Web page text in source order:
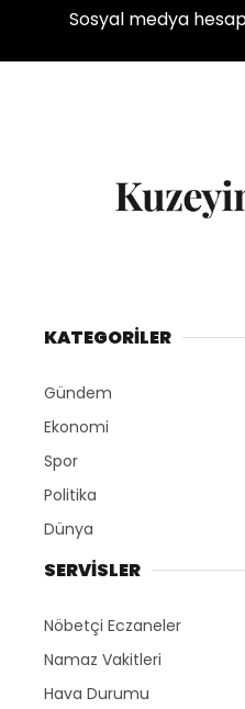
Sosyal medya
KATEGORİLER
Gündem
Ekonomi
Spor
Politika
Dünya
SERVİSLER
Nöbetçi Eczaneler
Namaz Vakitleri
Hava Durumu